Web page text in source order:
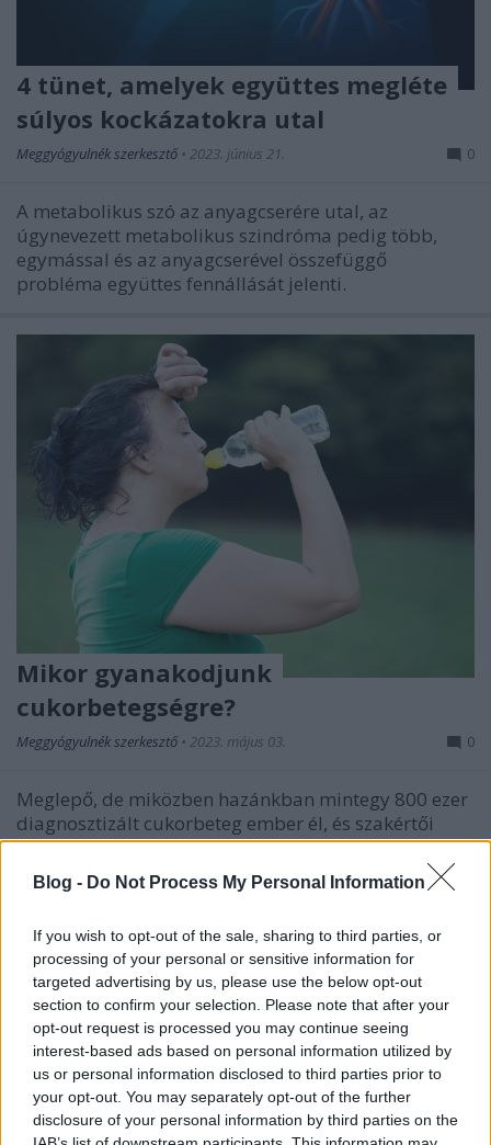
Blog - Do Not Process My Personal Information
If you wish to opt-out of the sale, sharing to third parties, or
processing of your personal or sensitive information for
targeted advertising by us, please use the below opt-out
section to confirm your selection. Please note that after your
opt-out request is processed you may continue seeing
interest-based ads based on personal information utilized by
us or personal information disclosed to third parties prior to
your opt-out. You may separately opt-out of the further
disclosure of your personal information by third parties on the
4 tünet, amelyek együttes megléte
súlyos kockázatokra utal
Meggyógyulnék szerkesztő • 2023. június 21. 0
A metabolikus szó az anyagcserére utal, az
úgynevezett metabolikus szindróma pedig több,
egymással és az anyagcserével összefüggő
probléma együttes fennállását jelenti.
Mikor gyanakodjunk
cukorbetegségre?
Meggyógyulnék szerkesztő • 2023. május 03. 0
Meglepő, de miközben hazánkban mintegy 800 ezer
diagnosztizált cukorbeteg ember él, és szakértői
becslések szerint még ugyanennyien lehetnek
olyanok, akik nem tudják, hogy diabéteszesek,
mégsem szerveznek általános, mindenki számára
ismerethiányból vagy akár…